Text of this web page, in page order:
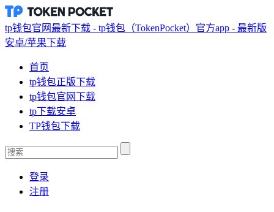
tp钱包官网最新下载 - tp钱包（TokenPocket）官方app - 最新版
安卓/苹果下载
首页
tp钱包正版下载
tp钱包官网下载
tp下载安卓
TP钱包下载
登录
注册